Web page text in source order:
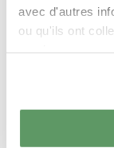
avec d'autres
ou qu'ils ont